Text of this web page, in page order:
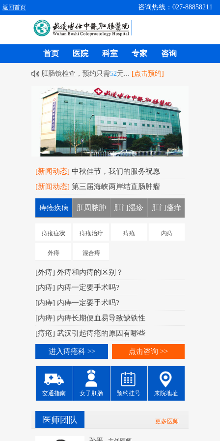
首页 医院 科室 专家 咨询
肛肠镜检查，预约只需52元... [点击预约]
[新闻动态] 中秋佳节，我们的服务祝愿
[新闻动态] 第三届海峡两岸结直肠肿瘤
痔疮疾病 肛周脓肿 肛门湿疹 肛门瘙痒
痔疮症状 痔疮治疗 痔疮 内痔
外痔 混合痔
[外痔] 外痔和内痔的区别？
[内痔] 内痔一定要手术吗?
[内痔] 内痔一定要手术吗?
[内痔] 内痔长期便血易导致缺铁性
[痔疮] 武汉引起痔疮的原因有哪些
进入痔疮科 >> 点击咨询 >>
交通指南 女子肛肠 预约挂号 来院地址
更多医师
医师团队
返回首页 咨询热线：027-88858211